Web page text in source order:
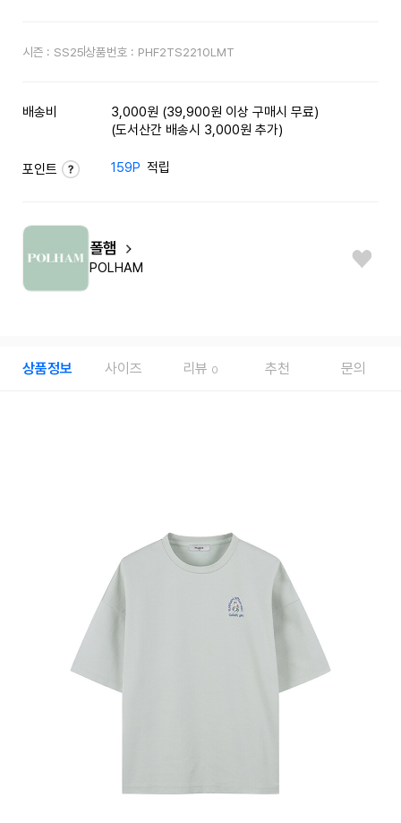
시즌 : SS25상품번호 : PHF2TS2210LMT
배송비
3,000원 (39,900원 이상 구매시 무료)
(도서산간 배송시 3,000원 추가)
포인트 159P 적립
폴햄
POLHAM
상품정보 사이즈 리뷰 0 추천 문의